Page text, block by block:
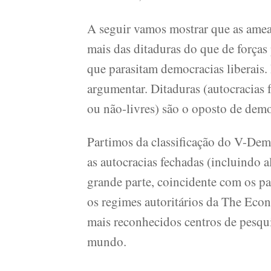
A seguir vamos mostrar que as
mais das ditaduras do que de
que parasitam democracias
argumentar. Ditaduras
ou não-livres) são o oposto de
Partimos da classificação do V-
as autocracias fechadas (incluindo
grande parte, coincidente com os
os regimes autoritários da The
mais reconhecidos centros de
mundo.